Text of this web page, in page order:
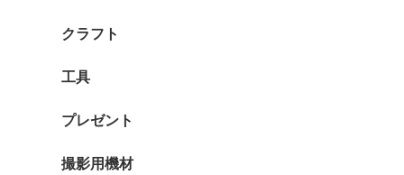
クラフト
工具
プレゼント
撮影用機材